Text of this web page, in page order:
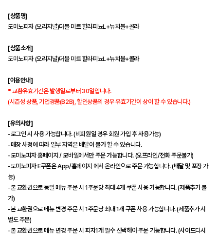
[상품명]
도미노피자 (오리지널)더블 미트 할라피뇨L+뉴치볼+콜라
[상품소개]
도미노피자 (오리지널)더블 미트 할라피뇨L+뉴치볼+콜라
[이용안내]
* 교환유효기간은 발행일로부터 30일입니다.
(시즌성 상품, 기업경품(B2B), 할인상품의 경우 유효기간이 상이 할 수 있습니다.)
[유의사항]
-로그인 시 사용 가능합니다. (비회원일 경우 회원 가입 후 사용가능)
-매장 사정에 따라 일부 지역은 배달이 불가 할 수 있습니다.
-도미노피자 홈페이지 / 모바일에서만 주문 가능합니다. (오프라인/전화 주문불가)
-도미노피자 E쿠폰은 App/홈페이지 에서 온라인으로 주문 가능합니다. (배달 및 포장 가
능)
-본 교환권으로 동일 메뉴 주문 시 1주문당 최대 4개 쿠폰 사용 가능합니다. (제품추가 불
가)
-본 교환권으로 메뉴 변경 주문 시 1주문당 최대 1개 쿠폰 사용 가능합니다. (제품추가 시
별도 주문)
-본 교환권으로 메뉴 변경 주문 시 피자1개 필수 선택해야 주문 가능합니다. (사이드디시